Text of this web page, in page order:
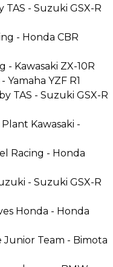
TAS - Suzuki GSX-R
- Honda CBR
- Kawasaki ZX-10R
Yamaha YZF R1
TAS - Suzuki GSX-R
Kawasaki -
Racing - Honda
- Suzuki GSX-R
Honda - Honda
Junior Team - Bimota